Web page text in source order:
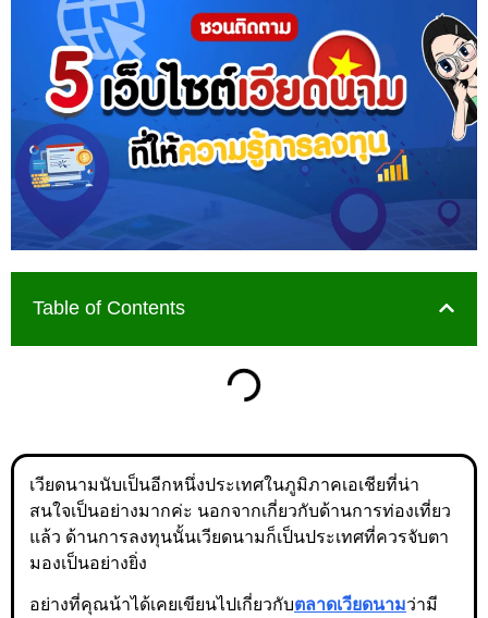
Table of Contents
เวียดนามนับเป็นอีกหนึ่งประเทศในภูมิภาคเอเชียที่น่า
สนใจเป็นอย่างมากค่ะ นอกจากเกี่ยวกับด้านการท่องเที่ยว
แล้ว ด้านการลงทุนนั้นเวียดนามก็เป็นประเทศที่ควรจับตา
มองเป็นอย่างยิ่ง
อย่างที่คุณน้าได้เคยเขียนไปเกี่ยวกับตลาดเวียดนามว่ามี